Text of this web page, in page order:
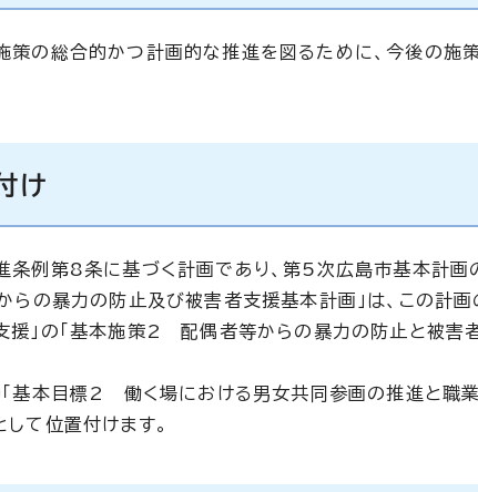
策の総合的かつ計画的な推進を図るために、今後の施
け
条例第8条に基づく計画であり、第5次広島市基本計画
らの暴力の防止及び被害者支援基本計画」は、この
援」の「基本施策2 配偶者等からの暴力の防止と被害
基本目標2 働く場における男女共同参画の推進と職
て位置付けます。